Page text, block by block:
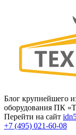
Блог крупнейшего
оборудования ПК
Перейти на сайт
+7 (495) 021-60-08